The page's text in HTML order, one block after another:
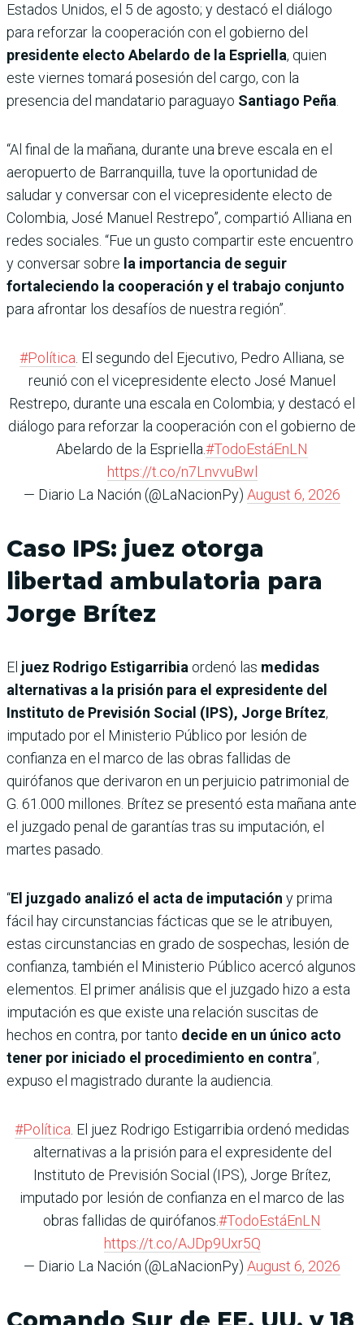
Estados Unidos, el 5 de agosto; y destacó el diálogo
para reforzar la cooperación con el gobierno del
presidente electo Abelardo de la Espriella, quien
este viernes tomará posesión del cargo, con la
presencia del mandatario paraguayo Santiago Peña.
“Al final de la mañana, durante una breve escala en el
aeropuerto de Barranquilla, tuve la oportunidad de
saludar y conversar con el vicepresidente electo de
Colombia, José Manuel Restrepo”, compartió Alliana en
redes sociales. “Fue un gusto compartir este encuentro
y conversar sobre la importancia de seguir
fortaleciendo la cooperación y el trabajo conjunto
para afrontar los desafíos de nuestra región”.
#Política. El segundo del Ejecutivo, Pedro Alliana, se
reunió con el vicepresidente electo José Manuel
Restrepo, durante una escala en Colombia; y destacó el
diálogo para reforzar la cooperación con el gobierno de
Abelardo de la Espriella.#TodoEstáEnLN
https://t.co/n7LnvvuBwl
— Diario La Nación (@LaNacionPy) August 6, 2026
Caso IPS: juez otorga
libertad ambulatoria para
Jorge Brítez
El juez Rodrigo Estigarribia ordenó las medidas
alternativas a la prisión para el expresidente del
Instituto de Previsión Social (IPS), Jorge Brítez,
imputado por el Ministerio Público por lesión de
confianza en el marco de las obras fallidas de
quirófanos que derivaron en un perjuicio patrimonial de
G. 61.000 millones. Brítez se presentó esta mañana ante
el juzgado penal de garantías tras su imputación, el
martes pasado.
“El juzgado analizó el acta de imputación y prima
fácil hay circunstancias fácticas que se le atribuyen,
estas circunstancias en grado de sospechas, lesión de
confianza, también el Ministerio Público acercó algunos
elementos. El primer análisis que el juzgado hizo a esta
imputación es que existe una relación suscitas de
hechos en contra, por tanto decide en un único acto
tener por iniciado el procedimiento en contra”,
expuso el magistrado durante la audiencia.
#Política. El juez Rodrigo Estigarribia ordenó medidas
alternativas a la prisión para el expresidente del
Instituto de Previsión Social (IPS), Jorge Brítez,
imputado por lesión de confianza en el marco de las
obras fallidas de quirófanos.#TodoEstáEnLN
https://t.co/AJDp9Uxr5Q
— Diario La Nación (@LaNacionPy) August 6, 2026